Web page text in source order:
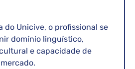
do Unicive, o profissional se
domínio linguístico,
e capacidade de